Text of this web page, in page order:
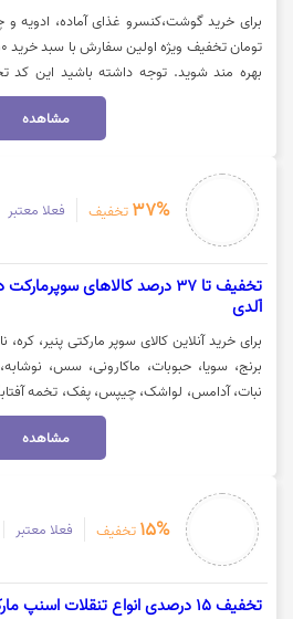
بهره مند شوید. توجه داشته باشید این کد
اهواز، رشت، شیراز، اصفهان و تبریز فعال
مشاهده
37% تخفیف فعلا معتبر
تخفیف تا 37 درصد کالاهای
آلدی
برای خرید آنلاین کالای سوپر مارکتی پنیر،
برنج، سویا، حبوبات، ماکارونی، سس،
نبات، آدامس، لواشک، چیپس، پفک، تخمه
کالباس، گوجه و خیار، سیب زمینی و پیاز و...
انگیز سوپرمارکت آلدی بهره مند شوید. جهت
مشاهده
15% تخفیف فعلا معتبر
تخفیف 15 درصدی انواع تنقلات اسنپ مارکت